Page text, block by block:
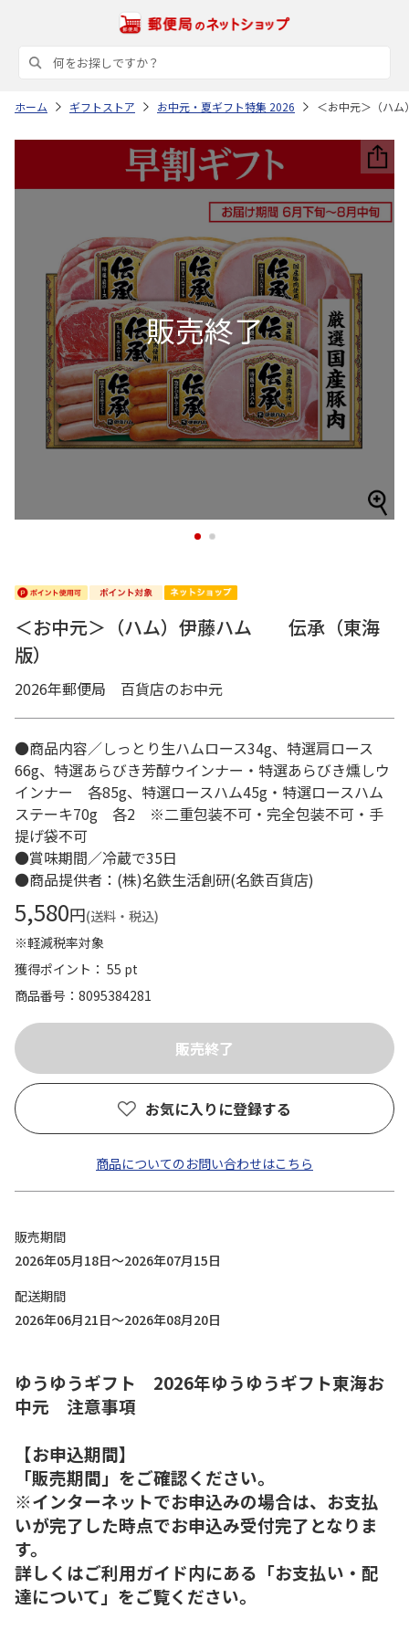
ホーム ギフトストア お中元・夏ギフト特集 2026 ＜お中元＞（ハ
1 2
＜お中元＞（ハム）伊藤ハム 伝承（東海
版）
2026年郵便局 百貨店のお中元
●商品内容／しっとり生ハムロース34g、特選肩ロース
66g、特選あらびき芳醇ウインナー・特選あらびき燻しウ
インナー 各85g、特選ロースハム45g・特選ロースハム
ステーキ70g 各2 ※二重包装不可・完全包装不可・手
提げ袋不可
●賞味期間／冷蔵で35日
●商品提供者：(株)名鉄生活創研(名鉄百貨店)
5,580円(送料・税込)
※軽減税率対象
獲得ポイント： 55 pt
商品番号
8095384281
お気に入りに登録する
商品についてのお問い合わせはこちら
販売期間
2026年05月18日～2026年07月15日
配送期間
2026年06月21日～2026年08月20日
ゆうゆうギフト 2026年ゆうゆうギフト東海お
中元 注意事項
【お申込期間】
「販売期間」をご確認ください。
※インターネットでお申込みの場合は、お支払
いが完了した時点でお申込み受付完了となりま
す。
詳しくはご利用ガイド内にある「お支払い・配
達について」をご覧ください。